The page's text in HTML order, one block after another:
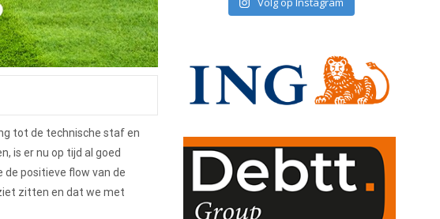
tot de technische staf en
is er nu op tijd al goed
positieve flow van de
zitten en dat we met